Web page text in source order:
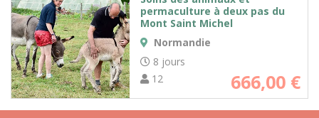
permaculture à deux pas du
Mont Saint Michel
Normandie
8 jours
12
666,00 €